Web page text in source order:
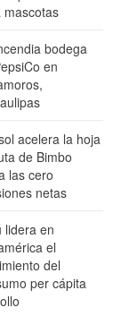
mascotas
bodega
en
acelera la hoja
de Bimbo
las cero
netas
lidera en
el
del
per cápita